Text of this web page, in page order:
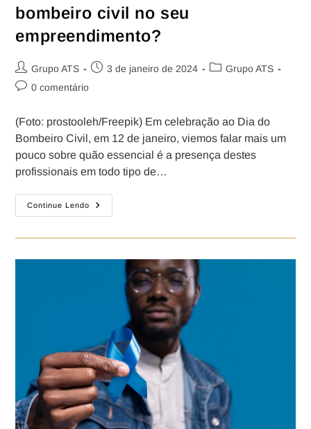
bombeiro civil no seu
empreendimento?
Grupo ATS 3 de janeiro de 2024
Grupo ATS
0 comentário
(Foto: prostooleh/Freepik) Em celebração ao Dia do
Bombeiro Civil, em 12 de janeiro, viemos falar mais um
pouco sobre quão essencial é a presença destes
profissionais em todo tipo de…
Continue Lendo